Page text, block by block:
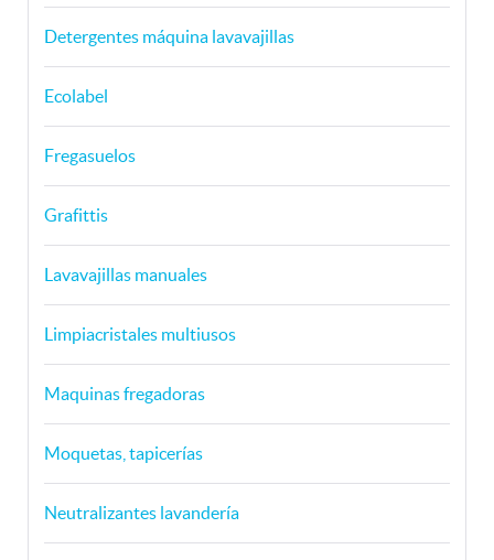
Detergentes máquina lavavajillas
Ecolabel
Fregasuelos
Grafittis
Lavavajillas manuales
Limpiacristales multiusos
Maquinas fregadoras
Moquetas, tapicerías
Neutralizantes lavandería